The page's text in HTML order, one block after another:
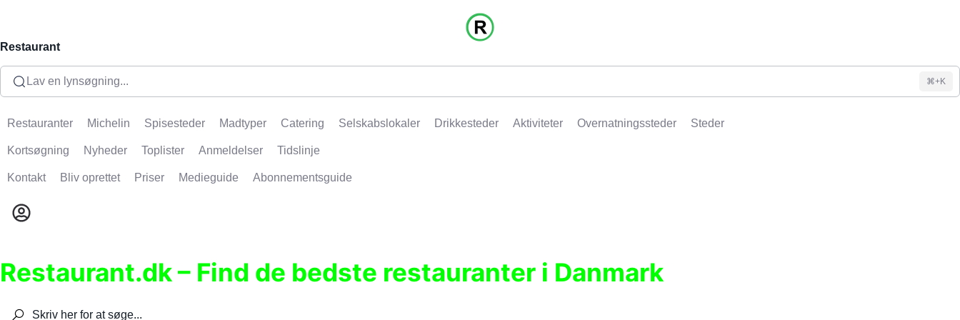
Restaurant
Lav en lynsøgning... ⌘+K
Restauranter Michelin Spisesteder Madtyper Catering Selskabslokaler Drikkesteder Aktiviteter Overnatningssteder Steder
Kortsøgning Nyheder Toplister Anmeldelser Tidslinje
Kontakt Bliv oprettet Priser Medieguide Abonnementsguide
Restaurant.dk – Find de bedste restauranter i Danmark